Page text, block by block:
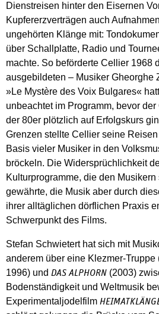
Dienstreisen hinter den Eisernen
Kupfererzverträgen auch
ungehörten Klänge mit:
über Schallplatte, Radio und
machte. So beförderte Cellier 1968
ausgebildeten – Musiker Gheorghe
»Le Mystère des Voix Bulgares«
unbeachtet im Programm, bevor
der 80er plötzlich auf Erfolgskurs
Grenzen stellte Cellier seine
Basis vieler Musiker in den
bröckeln. Die Widersprüchlichkeit
Kulturprogramme, die den
gewährte, die Musik aber durch
ihrer alltäglichen dörflichen Praxis
Schwerpunkt des Films.
Stefan Schwietert hat sich mit
anderem über eine Klezmer-Truppe
1996) und DAS ALPHORN (2003)
Bodenständigkeit und Weltmusik
Experimentaljodelfilm